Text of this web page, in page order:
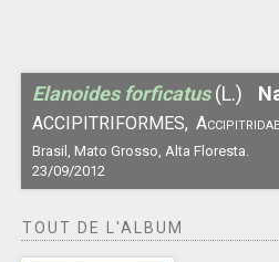
Elanoides forficatus (L.)
ACCIPITRIFORMES, Accipitridae
Brasil, Mato Grosso, Alta Floresta.
23/09/2012
TOUT DE L'ALBUM